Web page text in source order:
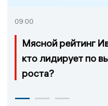
09:00
Мясной рейтинг
кто лидирует по
роста?